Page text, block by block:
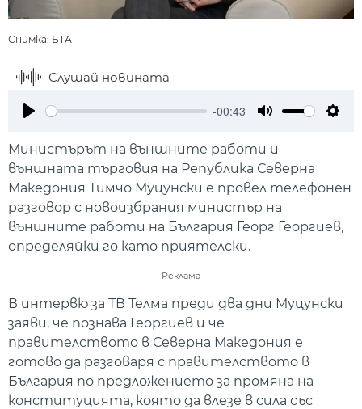
Снимка: БТА
Слушай новината
-00:43
Министърът на външните работи и
външната търговия на Република Северна
Македония Тимчо Муцунски е провел телефонен
разговор с новоизбрания министър на
външните работи на България Георг Георгиев,
определяйки го като приятелски.
Реклама
В интервю за ТВ Телма преди два дни Муцунски
заяви, че познава Георгиев и че
правителството в Северна Македония е
готово да разговаря с правителството в
България по предложението за промяна на
конституцията, която да влезе в сила със